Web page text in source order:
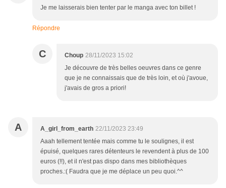
Je me laisserais bien tenter par le manga avec ton billet !
Répondre
C Choup 28/11/2023 15:02
Je découvre de très belles oeuvres dans ce genre
que je ne connaissais que de très loin, et où j'avoue,
j'avais de gros a priori!
A A_girl_from_earth 22/11/2023 23:49
Aaah tellement tentée mais comme tu le soulignes, il est
épuisé, quelques rares détenteurs le revendent à plus de 100
euros (!!), et il n'est pas dispo dans mes bibliothèques
proches.:( Faudra que je me déplace un peu quoi.^^